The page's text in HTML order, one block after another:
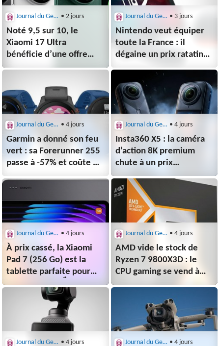
Journal du Geek : Bons Plans • 2 jours
Noté 9,5 sur 10, le
Xiaomi 17 Ultra
bénéficie d’une offre
exceptionnelle (-31%)
Journal du Geek : Bons Plans • 3 jours
Nintendo veut équiper
toute la France : il
dégaine un prix ratatiné
sur sa Switch 2
Journal du Geek : Bons Plans • 4 jours
Garmin a donné son feu
vert : sa Forerunner 255
passe à -57% et coûte 3
Journal du Geek : Bons Plans • 4 jours
Insta360 X5 : la caméra
d’action 8K premium
chute à un prix
délirant (-46%)
Journal du Geek : Bons Plans • 4 jours
À prix cassé, la Xiaomi
Pad 7 (256 Go) est la
tablette parfaite pour
99% des gens 👌
Journal du Geek : Bons Plans • 4 jours
AMD vide le stock de
Ryzen 7 9800X3D : le
CPU gaming se vend à
prix incroyable (-41%)
Journal du Geek : Bons Plans • 4 jours Journal du Geek : Bons Plans • 4 jours